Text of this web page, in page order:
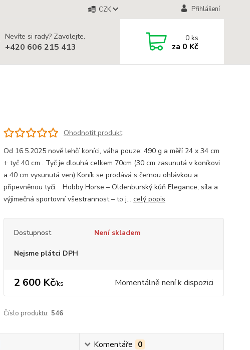
CZK Přihlášení
Nevíte si rady? Zavolejte.
+420 606 215 413
0ks
za 0 Kč
Ohodnotit produkt
Od 16.5.2025 nově lehčí koníci, váha pouze: 490 g a měří 24 x 34 cm
+ tyč 40 cm . Tyč je dlouhá celkem 70cm (30 cm zasunutá v koníkovi
a 40 cm vysunutá ven) Koník se prodává s černou ohlávkou a
připevněnou tyčí. Hobby Horse – Oldenburský kůň Elegance, síla a
výjimečná sportovní všestrannost – to j... celý popis
Dostupnost Není skladem
Nejsme plátci DPH
2 600 Kč/ks Momentálně není k dispozici
Číslo produktu: 546
Komentáře 0